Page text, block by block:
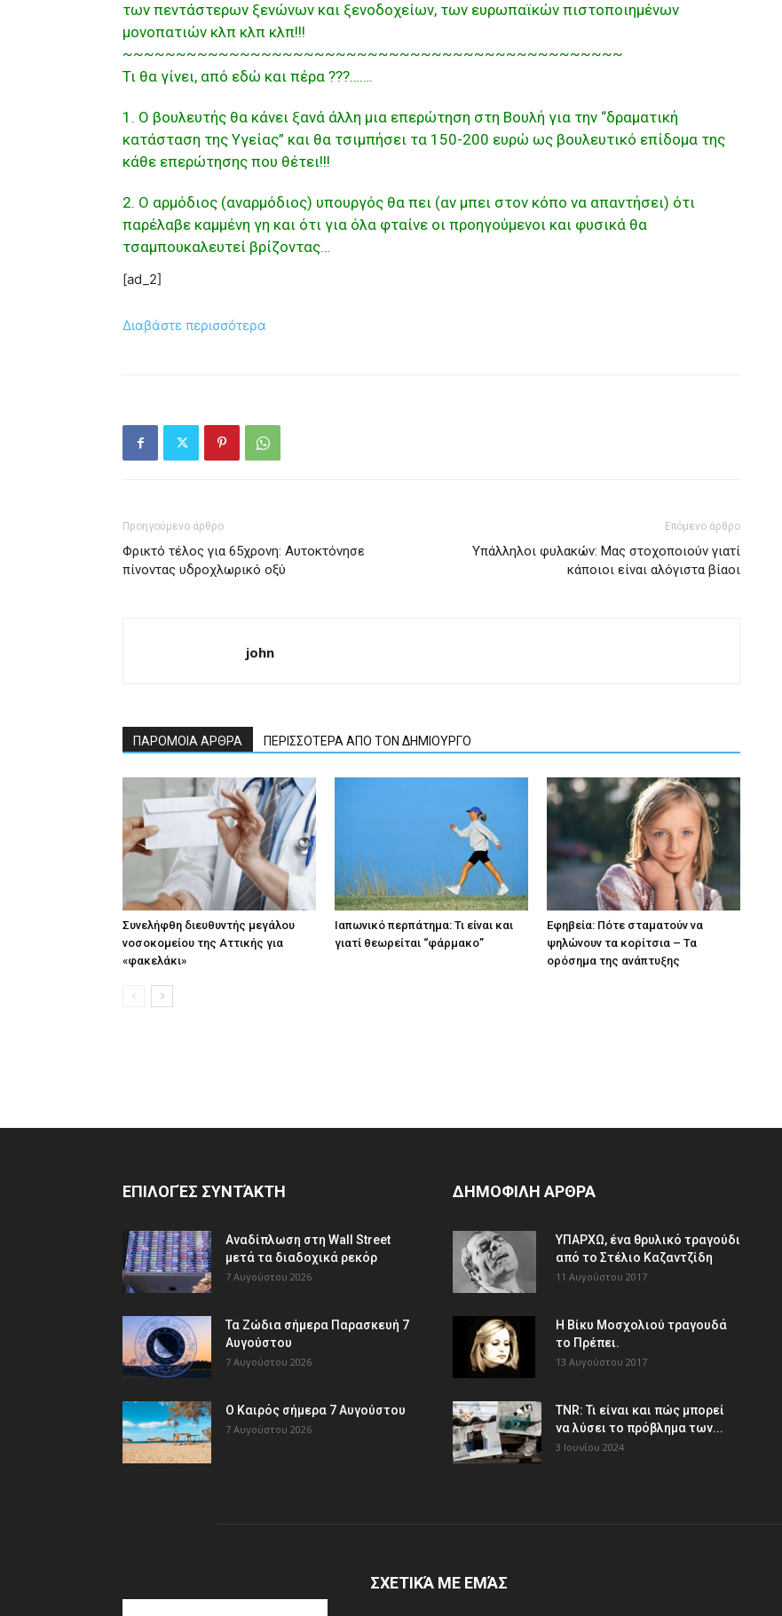
των πεντάστερων ξενώνων και ξενοδοχείων, των ευρωπαϊκών πιστοποιημένων
μονοπατιών κλπ κλπ κλπ!!!
~~~~~~~~~~~~~~~~~~~~~~~~~~~~~~~~~~~~~~~~~~~~~~~
Τι θα γίνει, από εδώ και πέρα ???…….
1. Ο βουλευτής θα κάνει ξανά άλλη μια επερώτηση στη Βουλή για την “δραματική
κατάσταση της Υγείας” και θα τσιμπήσει τα 150-200 ευρώ ως βουλευτικό επίδομα της
κάθε επερώτησης που θέτει!!!
2. Ο αρμόδιος (αναρμόδιος) υπουργός θα πει (αν μπει στον κόπο να απαντήσει) ότι
παρέλαβε καμμένη γη και ότι για όλα φταίνε οι προηγούμενοι και φυσικά θα
τσαμπουκαλευτεί βρίζοντας…
[ad_2]
Διαβάστε περισσότερα
Προηγούμενο άρθρο
Φρικτό τέλος για 65χρονη: Αυτοκτόνησε
πίνοντας υδροχλωρικό οξύ
Επόμενο άρθρο
Υπάλληλοι φυλακών: Μας στοχοποιούν γιατί
κάποιοι είναι αλόγιστα βίαοι
john
ΠΑΡΟΜΟΙΑ ΑΡΘΡΑ ΠΕΡΙΣΣΟΤΕΡΑ ΑΠΟ ΤΟΝ ΔΗΜΙΟΥΡΓΟ
Συνελήφθη διευθυντής μεγάλου
νοσοκομείου της Αττικής για
«φακελάκι»
Ιαπωνικό περπάτημα: Τι είναι και
γιατί θεωρείται “φάρμακο”
Εφηβεία: Πότε σταματούν να
ψηλώνουν τα κορίτσια – Τα
ορόσημα της ανάπτυξης
ΕΠΙΛΟΓΈΣ ΣΥΝΤΆΚΤΗ
Αναδίπλωση στη Wall Street
μετά τα διαδοχικά ρεκόρ
7 Αυγούστου 2026
Τα Ζώδια σήμερα Παρασκευή 7
Αυγούστου
7 Αυγούστου 2026
Ο Καιρός σήμερα 7 Αυγούστου
7 Αυγούστου 2026
ΔΗΜΟΦΙΛΗ ΑΡΘΡΑ
ΥΠΑΡΧΩ, ένα θρυλικό τραγούδι
από το Στέλιο Καζαντζίδη
11 Αυγούστου 2017
Η Βίκυ Μοσχολιού τραγουδά
το Πρέπει.
13 Αυγούστου 2017
TNR: Τι είναι και πώς μπορεί
να λύσει το πρόβλημα των...
3 Ιουνίου 2024
ΣΧΕΤΙΚΆ ΜΕ ΕΜΆΣ